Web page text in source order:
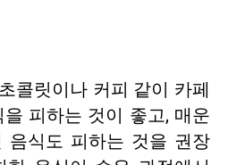
콜릿이나 커피 같이 카페
피하는 것이 좋고, 매운
음식도 피하는 것을 권장